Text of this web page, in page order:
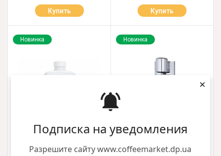
Подписка на уведомления
Разрешите сайту www.coffeemarket.dp.ua
×
Купить Купить
Новинка
Средство для кофемашин
декальцинация VD Clean 0,5л
Новинка
Миксер для молочных
коктейлей Luna One